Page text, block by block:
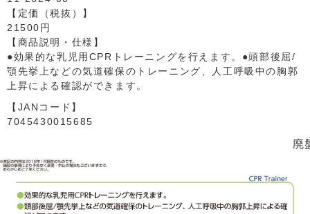
【定価（税抜）】
21500円
【商品説明・仕様】
●効果的な乳児用CPRトレーニングを行えます。●頭部後屈/
顎先挙上などの気道確保のトレーニング、人工呼吸中の胸郭
上昇による確認ができます。
【JANコード】
7045430015685
廃